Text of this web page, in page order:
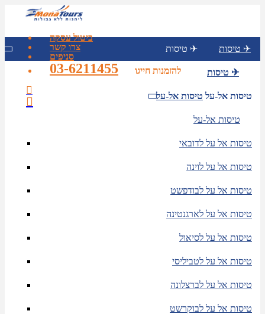
ביטול עסקה
צרו קשר
סניפים
להזמנות חייגו
03-6211455
טיסות ✈ טיסות ✈
טיסות ✈
טיסות אל-על טיסות אל-על
טיסות אל-על
טיסות אל על לדובאי
טיסות אל על לוינה
טיסות אל על לבודפשט
טיסות אל על לארגנטינה
טיסות אל על לסיאול
טיסות אל על לטביליסי
טיסות אל על לברצלונה
טיסות אל על לבוקרשט